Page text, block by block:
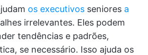
os executivos seniores a
irrelevantes. Eles podem
tendências e padrões,
se necessário. Isso ajuda os